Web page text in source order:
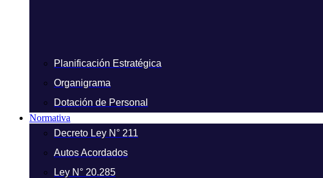
Planificación Estratégica
Organigrama
Dotación de Personal
Normativa
Decreto Ley N° 211
Autos Acordados
Ley N° 20.285